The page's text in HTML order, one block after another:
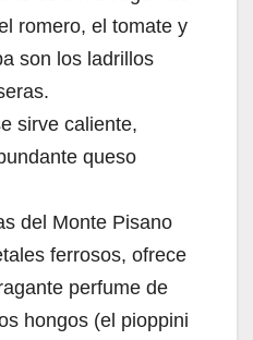
romero, el tomate y
son los ladrillos
sirve caliente,
queso
del Monte Pisano
ferrosos, ofrece
perfume de
hongos (el pioppini